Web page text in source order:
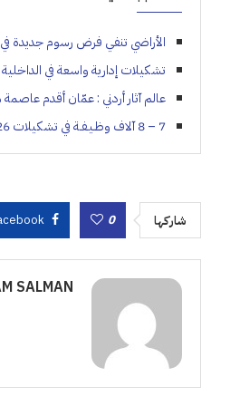
الأراضي تنفي فرض رسوم جديدة في
تشكيلات إدارية واسعة في
عالم آثار أردني : عمّان أقدم عاصمة
7 – 8 آلاف وظـيـفـة في تشكيلات 2026
شاركها 0
SALMAN